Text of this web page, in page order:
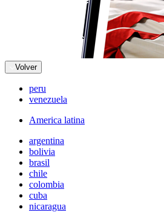
Volver
peru
venezuela
America latina
argentina
bolivia
brasil
chile
colombia
cuba
nicaragua